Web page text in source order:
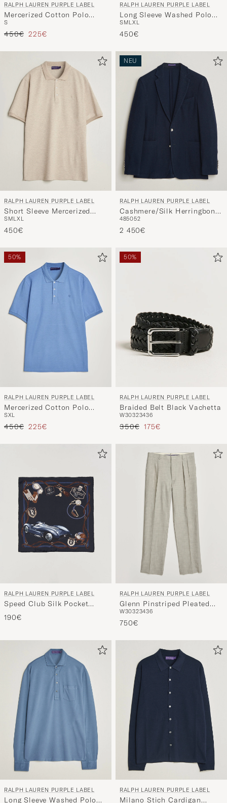
Auswahl,
Stil
RALPH LAUREN PURPLE LABEL
Mercerized Cotton Polo
Chairman Navy
S
Regulärer Preis
450€ Reduzierter Preis
225€
RALPH LAUREN PURPLE LABEL
Long Sleeve Washed Polo
Classic Cream
SMLXL
450€
RALPH LAUREN PURPLE LABEL
Short Sleeve Mercerized
Cotton Polo Beige Melange
SMLXL
450€
NEU
RALPH LAUREN PURPLE LABEL
Cashmere/Silk Herringbone
Blazer Navy
485052
2 450€
50%
RALPH LAUREN PURPLE LABEL
Mercerized Cotton Polo
Light Blue
SXL
Regulärer Preis
450€ Reduzierter Preis
225€
50%
RALPH LAUREN PURPLE LABEL
Braided Belt Black Vachetta
W30323436
Regulärer Preis
350€ Reduzierter Preis
175€
RALPH LAUREN PURPLE LABEL
Speed Club Silk Pocket
Square Navy
190€
RALPH LAUREN PURPLE LABEL
Glenn Pinstriped Pleated
Wool Trousers Grey
W30323436
750€
RALPH LAUREN PURPLE LABEL
Long Sleeve Washed Polo
RALPH LAUREN PURPLE LABEL
Milano Stich Cardigan